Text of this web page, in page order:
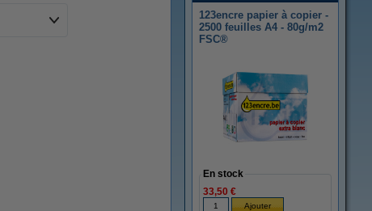
123encre papier à copier -
2500 feuilles A4 - 80g/m2
FSC®
En stock
33,50 €